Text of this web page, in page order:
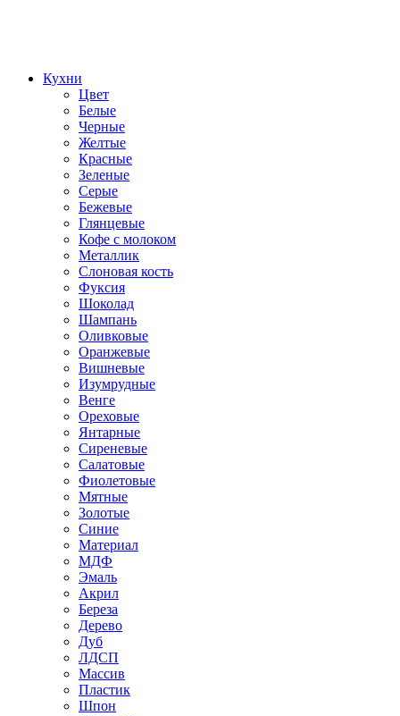
Кухни
Цвет
Белые
Черные
Желтые
Красные
Зеленые
Серые
Бежевые
Глянцевые
Кофе с молоком
Металлик
Слоновая кость
Фуксия
Шоколад
Шампань
Оливковые
Оранжевые
Вишневые
Изумрудные
Венге
Ореховые
Янтарные
Сиреневые
Салатовые
Фиолетовые
Мятные
Золотые
Синие
Материал
МДФ
Эмаль
Акрил
Береза
Дерево
Дуб
ЛДСП
Массив
Пластик
Шпон